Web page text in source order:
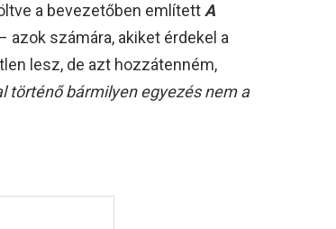
a bevezetőben említett A
számára, akiket érdekel a
lesz, de azt hozzátenném,
történő bármilyen egyezés nem a